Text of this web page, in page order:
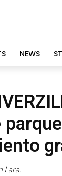
NEWS
Lara.